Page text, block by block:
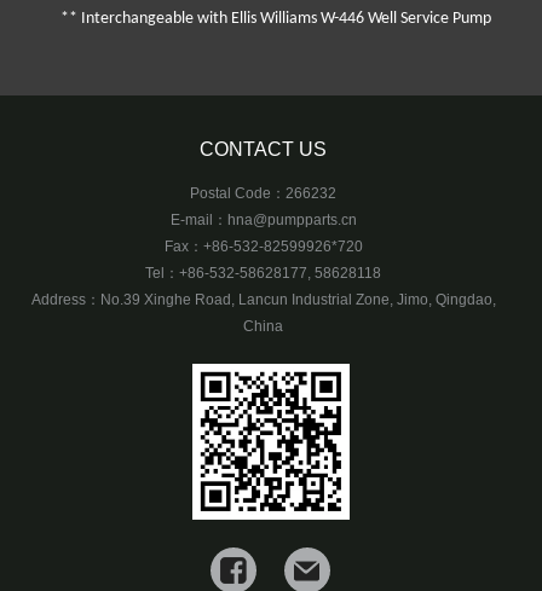
** Interchangeable with Ellis Williams W-446 Well Service Pump
CONTACT US
Postal Code：266232
E-mail： hna@pumpparts.cn
Fax：+86-532-82599926*720
Tel：+86-532-58628177, 58628118
Address：No.39 Xinghe Road, Lancun Industrial Zone, Jimo, Qingdao,
China